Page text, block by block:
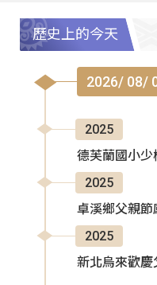
歷史上的今天
2026/ 08/
2025
德芙蘭國小少
2025
卓溪鄉父親節
2025
新北烏來歡